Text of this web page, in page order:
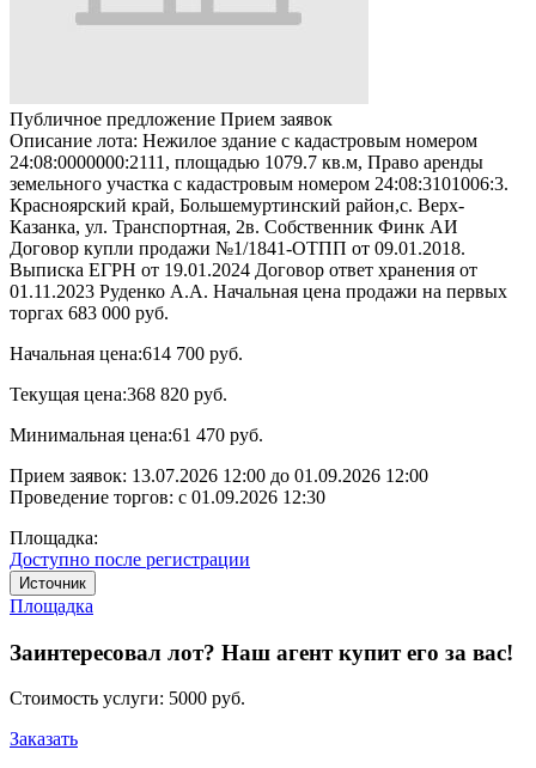
Публичное предложение Прием заявок
Описание лота: Нежилое здание с кадастровым номером
24:08:0000000:2111, площадью 1079.7 кв.м, Право аренды
земельного участка с кадастровым номером 24:08:3101006:3.
Красноярский край, Большемуртинский район,с. Верх-
Казанка, ул. Транспортная, 2в. Собственник Финк АИ
Договор купли продажи №1/1841-ОТПП от 09.01.2018.
Выписка ЕГРН от 19.01.2024 Договор ответ хранения от
01.11.2023 Руденко А.А. Начальная цена продажи на первых
торгах 683 000 руб.
Начальная цена:614 700 руб.
Текущая цена:368 820 руб.
Минимальная цена:61 470 руб.
Прием заявок: 13.07.2026 12:00 до 01.09.2026 12:00
Проведение торгов: с 01.09.2026 12:30
Площадка:
Доступно после регистрации
Источник
Площадка
Заинтересовал лот? Наш агент купит его за вас!
Стоимость услуги: 5000 руб.
Заказать